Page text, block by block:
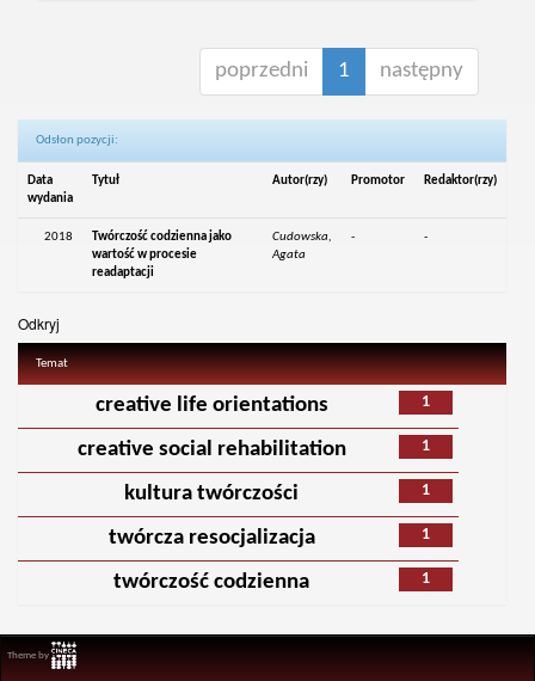
poprzedni 1 następny
Odsłon pozycji:
Data
wydania
Tytuł Autor(rzy) Promotor Redaktor(rzy)
2018
Twórczość codzienna jako
wartość w procesie
readaptacji
Cudowska,
Agata
- -
Odkryj
Temat
1
creative life orientations
1
creative social rehabilitation
1
kultura twórczości
1
twórcza resocjalizacja
1
twórczość codzienna
Theme by